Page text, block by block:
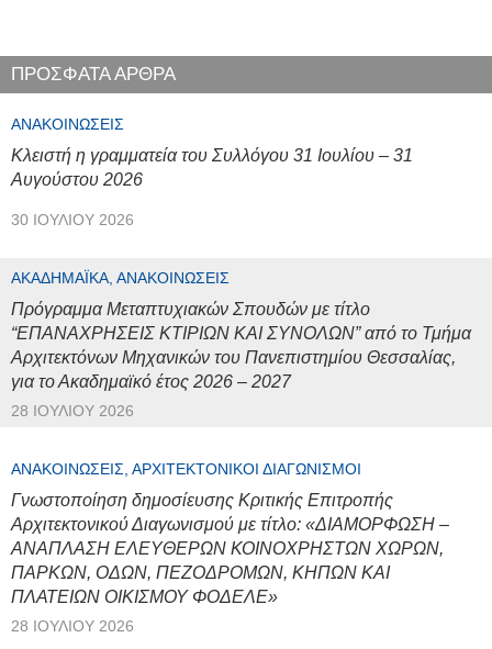
ΠΡΟΣΦΑΤΑ ΑΡΘΡΑ
ΑΝΑΚΟΙΝΏΣΕΙΣ
Κλειστή η γραμματεία του Συλλόγου 31 Ιουλίου – 31
Αυγούστου 2026
30 ΙΟΥΛΊΟΥ 2026
ΑΚΑΔΗΜΑΪΚΆ, ΑΝΑΚΟΙΝΏΣΕΙΣ
Πρόγραμμα Μεταπτυχιακών Σπουδών με τίτλο
“ΕΠΑΝΑΧΡΗΣΕΙΣ ΚΤΙΡΙΩΝ ΚΑΙ ΣΥΝΟΛΩΝ” από το Τμήμα
Αρχιτεκτόνων Μηχανικών του Πανεπιστημίου Θεσσαλίας,
για το Ακαδημαϊκό έτος 2026 – 2027
28 ΙΟΥΛΊΟΥ 2026
ΑΝΑΚΟΙΝΏΣΕΙΣ, ΑΡΧΙΤΕΚΤΟΝΙΚΟΊ ΔΙΑΓΩΝΙΣΜΟΊ
Γνωστοποίηση δημοσίευσης Κριτικής Επιτροπής
Αρχιτεκτονικού Διαγωνισμού με τίτλο: «ΔΙΑΜΟΡΦΩΣΗ –
ΑΝΑΠΛΑΣΗ ΕΛΕΥΘΕΡΩΝ ΚΟΙΝΟΧΡΗΣΤΩΝ ΧΩΡΩΝ,
ΠΑΡΚΩΝ, ΟΔΩΝ, ΠΕΖΟΔΡΟΜΩΝ, ΚΗΠΩΝ ΚΑΙ
ΠΛΑΤΕΙΩΝ ΟΙΚΙΣΜΟΥ ΦΟΔΕΛΕ»
28 ΙΟΥΛΊΟΥ 2026